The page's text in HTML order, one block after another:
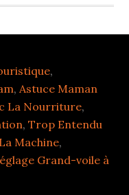
,
,Astuce Maman
La Nourriture,
,Trop Entendu
Machine,
Grand-voile à